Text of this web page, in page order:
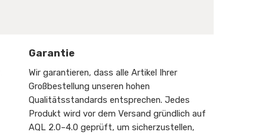
Garantie
Wir garantieren, dass alle Artikel Ihrer
Großbestellung unseren hohen
Qualitätsstandards entsprechen. Jedes
Produkt wird vor dem Versand gründlich auf
AQL 2.0–4.0 geprüft, um sicherzustellen,